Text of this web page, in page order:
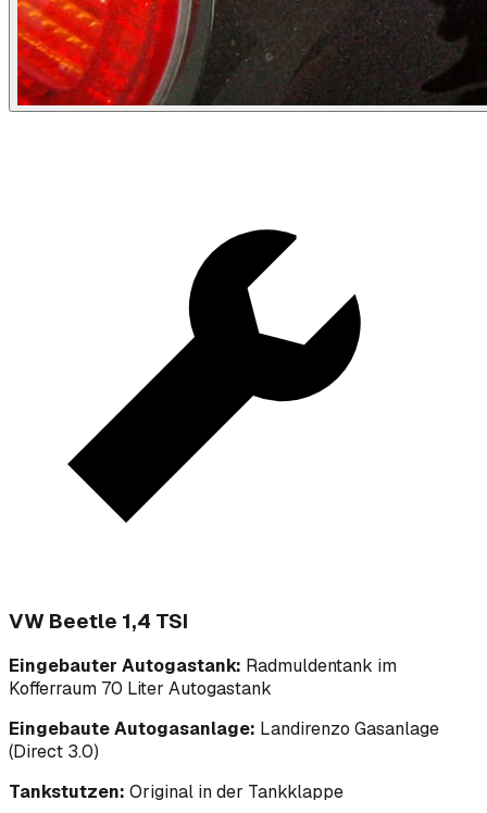
VW Beetle 1,4 TSI
Eingebauter Autogastank: Radmuldentank im
Kofferraum 70 Liter Autogastank
Eingebaute Autogasanlage: Landirenzo Gasanlage
(Direct 3.0)
Tankstutzen: Original in der Tankklappe